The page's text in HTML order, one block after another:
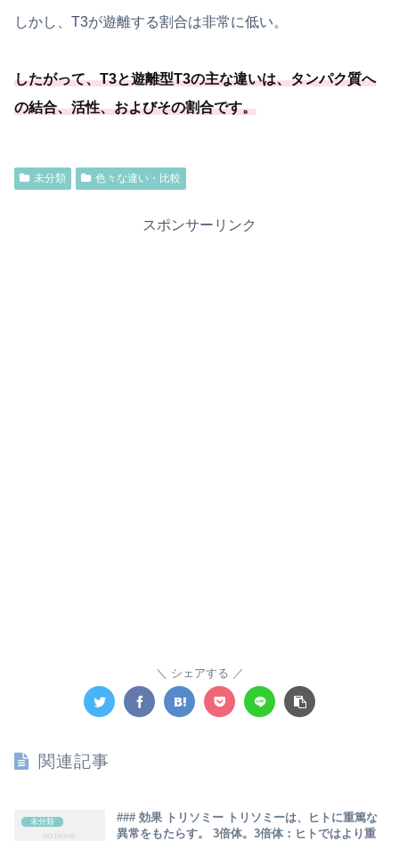
しかし、T3が遊離する割合は非常に低い。
したがって、T3と遊離型T3の主な違いは、タンパク質へ
の結合、活性、およびその割合です。
未分類 色々な違い・比較
スポンサーリンク
シェアする
関連記事
未分類
### 効果 トリソミー トリソミーは、ヒトに重篤な
異常をもたらす。 3倍体。3倍体：ヒトではより重